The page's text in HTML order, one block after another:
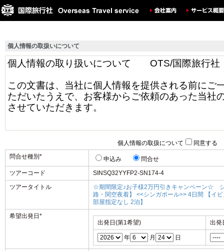
個人情報の取扱いについて
個人情報の取扱について
同意する
問合せ種別 * 申込み
問合せ
ツアーコード
SINSQ32YYFP2-SN174-4
ツアータイトル
☆期間限定♪お子様2万円引きキャンペーン☆
路・関空夜着】 <<シンガポール>> 4日間 【イ
部屋指定なし 2泊】
希望出発日 *
出発日(第1希望)
出発
年 月 日